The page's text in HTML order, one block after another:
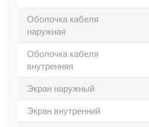
Оболочка кабеля
наружная
Оболочка кабеля
внутренняя
Экран наружный
Экран внутренний